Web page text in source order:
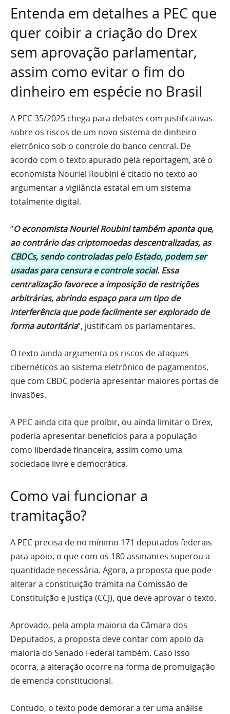
Entenda em detalhes a PEC que
quer coibir a criação do Drex
sem aprovação parlamentar,
assim como evitar o fim do
dinheiro em espécie no Brasil
A PEC 35/2025 chega para debates com justificativas
sobre os riscos de um novo sistema de dinheiro
eletrônico sob o controle do banco central. De
acordo com o texto apurado pela reportagem, até o
economista Nouriel Roubini é citado no texto ao
argumentar a vigilância estatal em um sistema
totalmente digital.
“O economista Nouriel Roubini também aponta que,
ao contrário das criptomoedas descentralizadas, as
CBDCs, sendo controladas pelo Estado, podem ser
usadas para censura e controle social. Essa
centralização favorece a imposição de restrições
arbitrárias, abrindo espaço para um tipo de
interferência que pode facilmente ser explorado de
forma autoritária“, justificam os parlamentares.
O texto ainda argumenta os riscos de ataques
cibernéticos ao sistema eletrônico de pagamentos,
que com CBDC poderia apresentar maiores portas de
invasões.
A PEC ainda cita que proibir, ou ainda limitar o Drex,
poderia apresentar benefícios para a população
como liberdade financeira, assim como uma
sociedade livre e democrática.
Como vai funcionar a
tramitação?
A PEC precisa de no mínimo 171 deputados federais
para apoio, o que com os 180 assinantes superou a
quantidade necessária. Agora, a proposta que pode
alterar a constituição tramita na Comissão de
Constituição e Justiça (CCJ), que deve aprovar o texto.
Aprovado, pela ampla maioria da Câmara dos
Deputados, a proposta deve contar com apoio da
maioria do Senado Federal também. Caso isso
ocorra, a alteração ocorre na forma de promulgação
de emenda constitucional.
Contudo, o texto pode demorar a ter uma análise